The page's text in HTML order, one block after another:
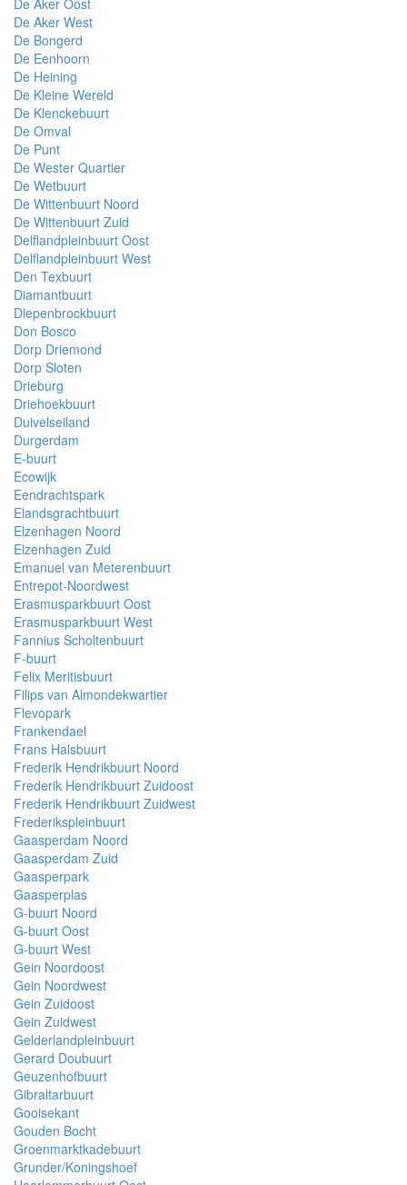
De Aker West
De Bongerd
De Eenhoorn
De Heining
De Kleine Wereld
De Klenckebuurt
De Omval
De Punt
De Wester Quartier
De Wetbuurt
De Wittenbuurt Noord
De Wittenbuurt Zuid
Delflandpleinbuurt Oost
Delflandpleinbuurt West
Den Texbuurt
Diamantbuurt
Diepenbrockbuurt
Don Bosco
Dorp Driemond
Dorp Sloten
Drieburg
Driehoekbuurt
Duivelseiland
Durgerdam
E-buurt
Ecowijk
Eendrachtspark
Elandsgrachtbuurt
Elzenhagen Noord
Elzenhagen Zuid
Emanuel van Meterenbuurt
Entrepot-Noordwest
Erasmusparkbuurt Oost
Erasmusparkbuurt West
Fannius Scholtenbuurt
F-buurt
Felix Meritisbuurt
Filips van Almondekwartier
Flevopark
Frankendael
Frans Halsbuurt
Frederik Hendrikbuurt Noord
Frederik Hendrikbuurt Zuidoost
Frederik Hendrikbuurt Zuidwest
Frederikspleinbuurt
Gaasperdam Noord
Gaasperdam Zuid
Gaasperpark
Gaasperplas
G-buurt Noord
G-buurt Oost
G-buurt West
Gein Noordoost
Gein Noordwest
Gein Zuidoost
Gein Zuidwest
Gelderlandpleinbuurt
Gerard Doubuurt
Geuzenhofbuurt
Gibraltarbuurt
Gooisekant
Gouden Bocht
Groenmarktkadebuurt
Grunder/Koningshoef